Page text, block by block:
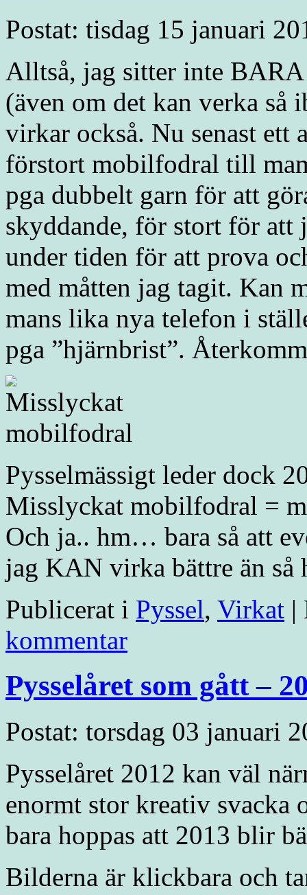
Postat: tisdag 15 januari
Alltså, jag sitter inte BARA
(även om det kan verka
virkar också. Nu senast
förstort mobilfodral till
pga dubbelt garn för att
skyddande, för stort för att
under tiden för att prova
med måtten jag tagit. Kan
mans lika nya telefon i
pga ”hjärnbrist”.
Pysselmässigt leder dock
Misslyckat mobilfodral =
Och ja.. hm… bara så att
jag KAN virka bättre än
Publicerat i Pyssel, Virkat |
kommentar
Pysselåret som gått –
Postat: torsdag 03 januari
Pysselåret 2012 kan väl
enormt stor kreativ svacka
bara hoppas att 2013 blir
Bilderna är klickbara och